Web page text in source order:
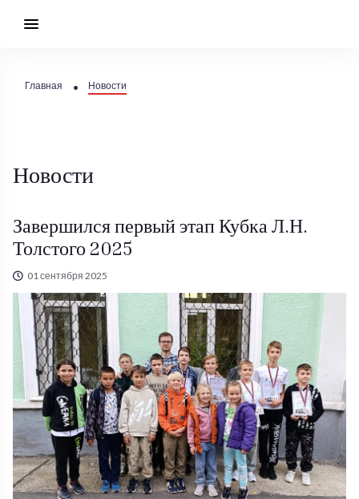
Главная Новости
Новости
Завершился первый этап Кубка Л.Н.
Толстого 2025
01 сентября 2025